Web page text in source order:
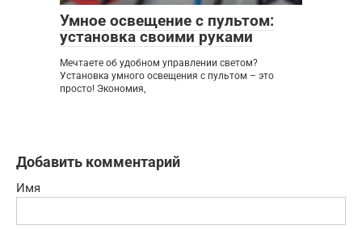
Умное освещение с пультом:
установка своими руками
Мечтаете об удобном управлении светом?
Установка умного освещения с пультом – это
просто! Экономия,
Добавить комментарий
Имя